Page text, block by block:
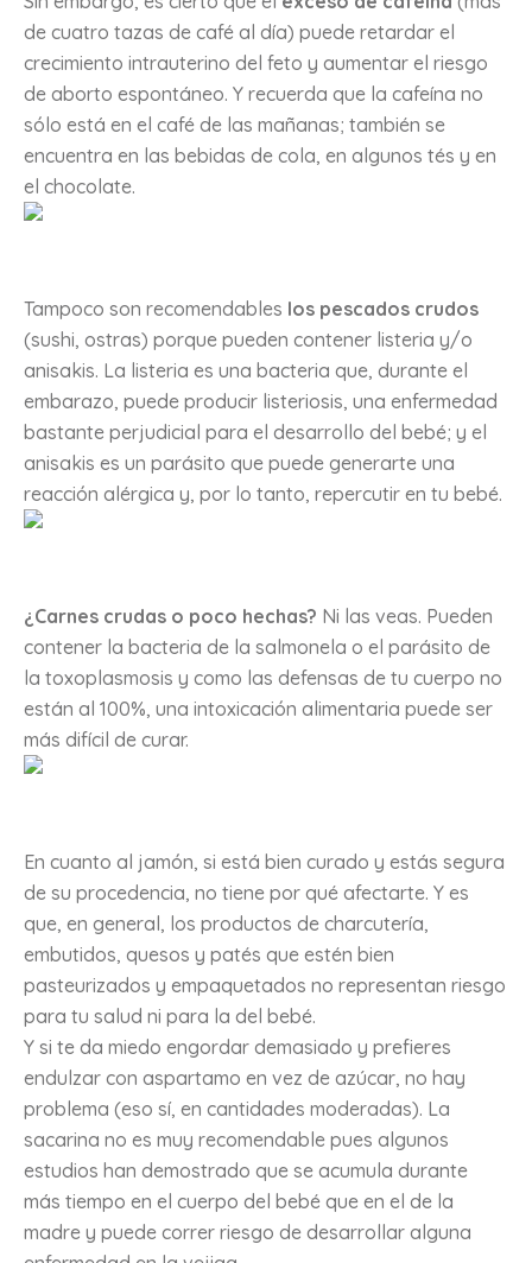
de cuatro tazas de café al día) puede retardar el
crecimiento intrauterino del feto y aumentar el riesgo
de aborto espontáneo. Y recuerda que la cafeína no
sólo está en el café de las mañanas; también se
encuentra en las bebidas de cola, en algunos tés y en
el chocolate.
Tampoco son recomendables los pescados crudos
(sushi, ostras) porque pueden contener listeria y/o
anisakis. La listeria es una bacteria que, durante el
embarazo, puede producir listeriosis, una enfermedad
bastante perjudicial para el desarrollo del bebé; y el
anisakis es un parásito que puede generarte una
reacción alérgica y, por lo tanto, repercutir en tu bebé.
¿Carnes crudas o poco hechas? Ni las veas. Pueden
contener la bacteria de la salmonela o el parásito de
la toxoplasmosis y como las defensas de tu cuerpo no
están al 100%, una intoxicación alimentaria puede ser
más difícil de curar.
En cuanto al jamón, si está bien curado y estás segura
de su procedencia, no tiene por qué afectarte. Y es
que, en general, los productos de charcutería,
embutidos, quesos y patés que estén bien
pasteurizados y empaquetados no representan riesgo
para tu salud ni para la del bebé.
Y si te da miedo engordar demasiado y prefieres
endulzar con aspartamo en vez de azúcar, no hay
problema (eso sí, en cantidades moderadas). La
sacarina no es muy recomendable pues algunos
estudios han demostrado que se acumula durante
más tiempo en el cuerpo del bebé que en el de la
madre y puede correr riesgo de desarrollar alguna